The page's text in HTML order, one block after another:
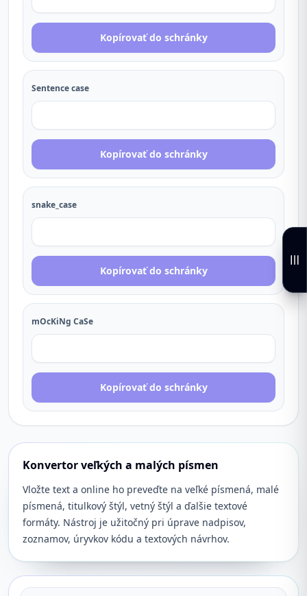
Kopírovať do schránky
Sentence case
Kopírovať do schránky
snake_case
Kopírovať do schránky
mOcKiNg CaSe
Kopírovať do schránky
Konvertor veľkých a malých písmen
Vložte text a online ho preveďte na veľké písmená, malé
písmená, titulkový štýl, vetný štýl a ďalšie textové
formáty. Nástroj je užitočný pri úprave nadpisov,
zoznamov, úryvkov kódu a textových návrhov.